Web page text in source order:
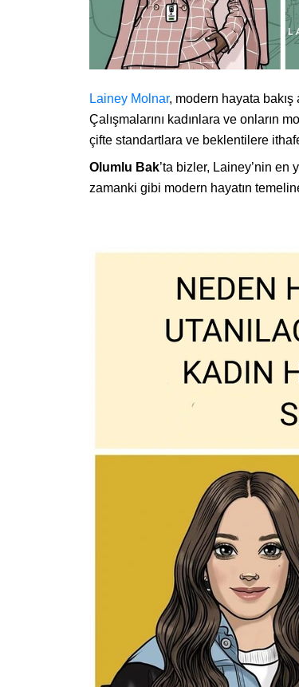
Lainey Molnar, modern hayata bakış
Çalışmalarını kadınlara ve onların
çifte standartlara ve beklentilere
Olumlu Bak’ta bizler, Lainey’nin en
zamanki gibi modern hayatın